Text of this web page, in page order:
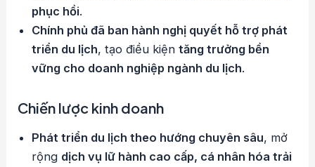
phục hồi.
Chính phủ đã ban hành nghị quyết hỗ trợ phát
triển du lịch, tạo điều kiệntăng trưởng bền
vững cho doanh nghiệp ngành du lịch.
Chiến lược kinh doanh
Phát triển du lịch theo hướng chuyên sâu, mở
rộng dịch vụ lữ hành cao cấp, cá nhân hóa trải